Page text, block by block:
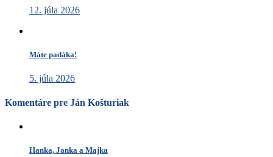
12. júla 2026
Máte padáka!
5. júla 2026
Komentáre pre Ján Košturiak
Hanka, Janka a Majka